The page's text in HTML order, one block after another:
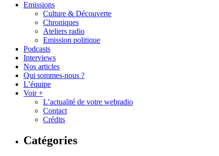
Emissions
Culture & Découverte
Chroniques
Ateliers radio
Emission politique
Podcasts
Interviews
Nos articles
Qui sommes-nous ?
L’équipe
Voir +
L’actualité de votre webradio
Contact
Crédits
Catégories